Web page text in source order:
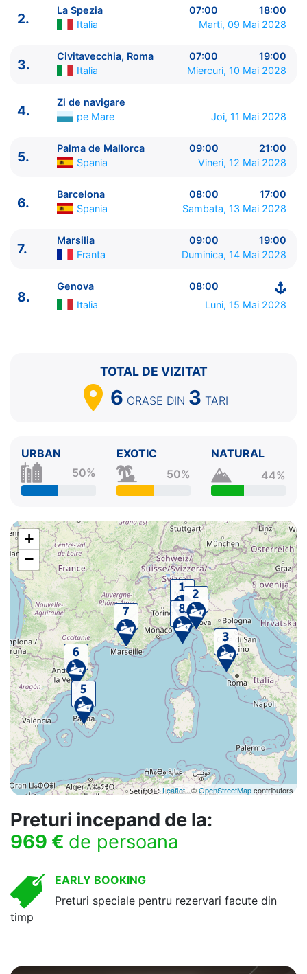
MSC World Europa
Ziua | Portul | Sosire - Plecare
----------------------------------------
La Spezia Italia
3.
Civitavecchia, Roma
07:00 - 19:00
5.
Palma de Mallorca
09:00 - 21:00
6.
Barcelona Spania
2.
La Spezia 07:00
18:00
Italia
Marti, 09 Mai 2028
3.
Civitavecchia, Roma 07:00
19:00
Italia
Miercuri, 10 Mai 2028
4.
Zi de navigare
pe Mare
Joi, 11 Mai 2028
5.
Palma de Mallorca 09:00
21:00
Spania
Vineri, 12 Mai 2028
6.
Barcelona 08:00
17:00
Spania
Sambata, 13 Mai 2028
7.
Marsilia 09:00
19:00
Franta
Duminica, 14 Mai 2028
8.
Genova
08:00
Italia
Luni, 15 Mai 2028
TOTAL DE VIZITAT
6 ORASE DIN 3 TARI
URBAN
50%
EXOTIC
50%
NATURAL
44%
+
−
Leaflet| ©OpenStreetMapcontributors
Preturi incepand de la:
969 € de persoana
EARLY BOOKING
Preturi speciale pentru rezervari facute din
timp